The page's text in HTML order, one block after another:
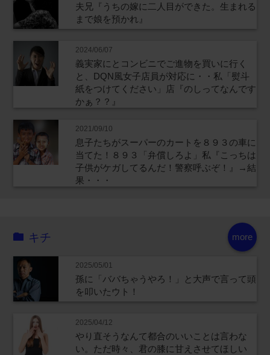
夫兄『うちの嫁に二人目ができた。生まれる
まで娘を預かれ』
2024/06/07
義実家にとコンビニでご進物を買いに行く
と、DQN風女子店員が対応に・・私「熨斗
紙をつけてください」店『のしってなんです
かぁ？？』
2021/09/10
息子たちがスーパーのカートを８９３の車に
当てた！８９３「弁償しろよ」私『こっちは
子供がケガしてるんだ！警察呼ぶぞ！』→結
果・・・
more
キチ
2025/05/01
孫に「ババちゃうやろ！」と大声で言って頭
を叩いたウト！
2025/04/12
やり直そうなんて都合のいいことは言わな
い。ただ時々、君の膝に甘えさせてほしい